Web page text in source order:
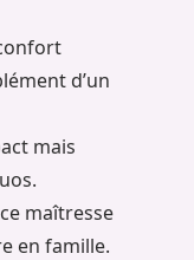
d’un
mais
maîtresse
en famille.